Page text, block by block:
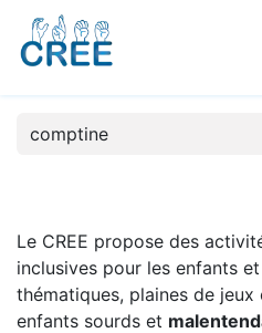
Le CREE propose des
inclusives pour les enfants
thématiques, plaines de
enfants sourds et